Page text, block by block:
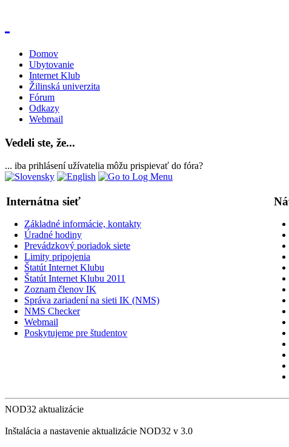
Domov
Ubytovanie
Internet Klub
Žilinská univerzita
Fórum
Odkazy
Webmail
Vedeli ste, že...
... iba prihlásení užívatelia môžu prispievať do fóra?
Internátna sieť
Základné informácie, kontakty
Úradné hodiny
Prevádzkový poriadok siete
Limity pripojenia
Štatút Internet Klubu
Štatút Internet Klubu 2011
Zoznam členov IK
Správa zariadení na sieti IK (NMS)
NMS Checker
Webmail
Poskytujeme pre študentov
NOD32 aktualizácie
Inštalácia a nastavenie aktualizácie NOD32 v 3.0